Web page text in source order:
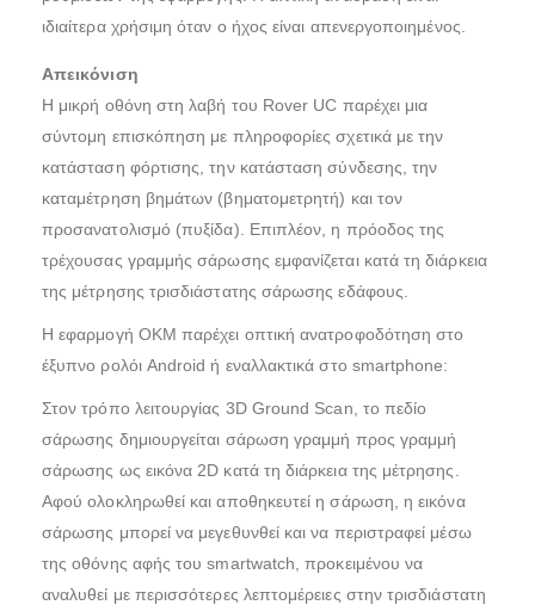
ιδιαίτερα χρήσιμη όταν ο ήχος είναι απενεργοποιημένος.
Απεικόνιση
Η μικρή οθόνη στη λαβή του Rover UC παρέχει μια
σύντομη επισκόπηση με πληροφορίες σχετικά με την
κατάσταση φόρτισης, την κατάσταση σύνδεσης, την
καταμέτρηση βημάτων (βηματομετρητή) και τον
προσανατολισμό (πυξίδα). Επιπλέον, η πρόοδος της
τρέχουσας γραμμής σάρωσης εμφανίζεται κατά τη διάρκεια
της μέτρησης τρισδιάστατης σάρωσης εδάφους.
Η εφαρμογή OKM παρέχει οπτική ανατροφοδότηση στο
έξυπνο ρολόι Android ή εναλλακτικά στο smartphone:
Στον τρόπο λειτουργίας 3D Ground Scan, το πεδίο
σάρωσης δημιουργείται σάρωση γραμμή προς γραμμή
σάρωσης ως εικόνα 2D κατά τη διάρκεια της μέτρησης.
Αφού ολοκληρωθεί και αποθηκευτεί η σάρωση, η εικόνα
σάρωσης μπορεί να μεγεθυνθεί και να περιστραφεί μέσω
της οθόνης αφής του smartwatch, προκειμένου να
αναλυθεί με περισσότερες λεπτομέρειες στην τρισδιάστατη